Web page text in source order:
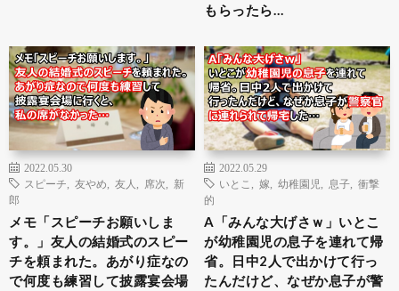
もらったら…
2022.05.30
スピーチ
友やめ 友人 席次
新
郎
メモ「スピーチお願いしま
す。」友人の結婚式のスピー
チを頼まれた。あがり症なの
で何度も練習して披露宴会場
2022.05.29
いとこ
嫁 幼稚園児 息子
衝撃
的
A「みんな大げさｗ」いとこ
が幼稚園児の息子を連れて帰
省。日中2人で出かけて行っ
たんだけど、なぜか息子が警